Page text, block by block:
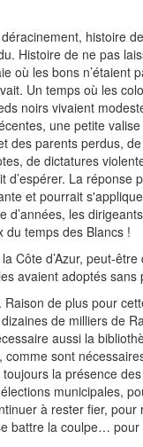
histoire
Histoire de ne pas
où les bons n’étaient
Un temps où les
noirs vivaient
une petite
des parents perdus,
de dictatures
d’espérer. La réponse
et pourrait
les
du temps des Blancs !
Côte d’Azur, peut-
avaient adoptés sans
de plus pour
de milliers de
aussi la
comme sont
la présence
municipales,
à rester fier,
battre la coulpe… pour